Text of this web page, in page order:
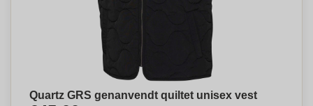
Quartz GRS genanvendt quiltet unisex vest